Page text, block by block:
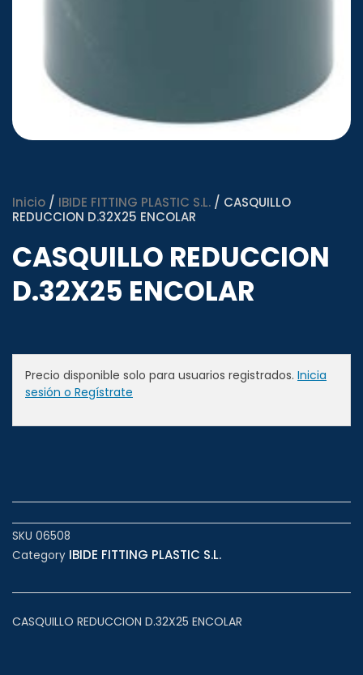
Inicio / IBIDE FITTING PLASTIC S.L. / CASQUILLO
REDUCCION D.32X25 ENCOLAR
CASQUILLO REDUCCION
D.32X25 ENCOLAR
Precio disponible solo para usuarios registrados. Inicia
sesión o Regístrate
SKU 06508
Category IBIDE FITTING PLASTIC S.L.
CASQUILLO REDUCCION D.32X25 ENCOLAR